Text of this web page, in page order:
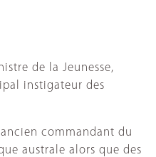
de la Jeunesse,
instigateur des
commandant du
australe alors que des